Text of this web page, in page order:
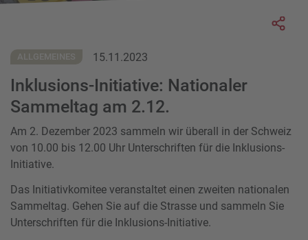
ALLGEMEINES 15.11.2023
Inklusions-Initiative: Nationaler
Sammeltag am 2.12.
Am 2. Dezember 2023 sammeln wir überall in der Schweiz
von 10.00 bis 12.00 Uhr Unterschriften für die Inklusions-
Initiative.
Das Initiativkomitee veranstaltet einen zweiten nationalen
Sammeltag. Gehen Sie auf die Strasse und sammeln Sie
Unterschriften für die Inklusions-Initiative.